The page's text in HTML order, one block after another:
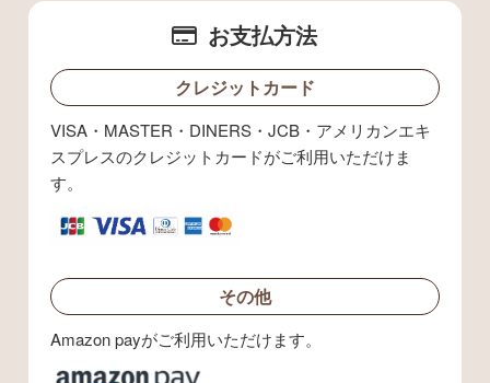
お支払方法
クレジットカード
VISA・MASTER・DINERS・JCB・アメリカンエキ
スプレスのクレジットカードがご利用いただけま
す。
その他
Amazon payがご利用いただけます。